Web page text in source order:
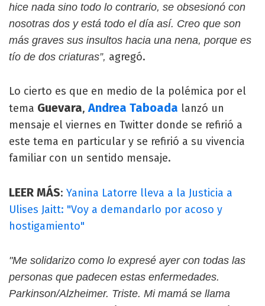
hice nada sino todo lo contrario, se obsesionó con
nosotras dos y está todo el día así. Creo que son
más graves sus insultos hacia una nena, porque es
tío de dos criaturas”, agregó.
Lo cierto es que en medio de la polémica por el
tema Guevara,Andrea Taboada lanzó un
mensaje el viernes en Twitter donde se refirió a
este tema en particular y se refirió a su vivencia
familiar con un sentido mensaje.
LEER MÁS: Yanina Latorre lleva a la Justicia a
Ulises Jaitt: "Voy a demandarlo por acoso y
hostigamiento"
"Me solidarizo como lo expresé ayer con todas las
personas que padecen estas enfermedades.
Parkinson/Alzheimer. Triste. Mi mamá se llama